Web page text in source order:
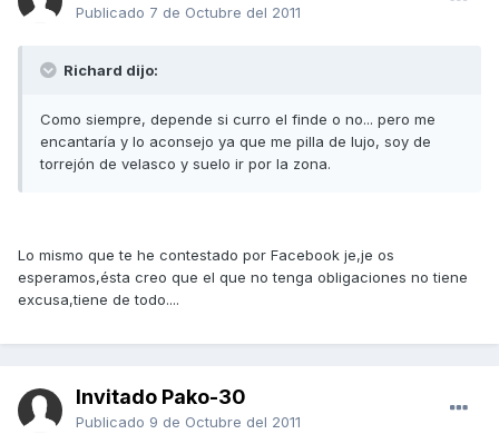
Publicado 7 de Octubre del 2011
Richard dijo:
Como siempre, depende si curro el finde o no... pero me
encantaría y lo aconsejo ya que me pilla de lujo, soy de
torrejón de velasco y suelo ir por la zona.
Lo mismo que te he contestado por Facebook je,je os
esperamos,ésta creo que el que no tenga obligaciones no tiene
excusa,tiene de todo....
Invitado Pako-30
Publicado 9 de Octubre del 2011